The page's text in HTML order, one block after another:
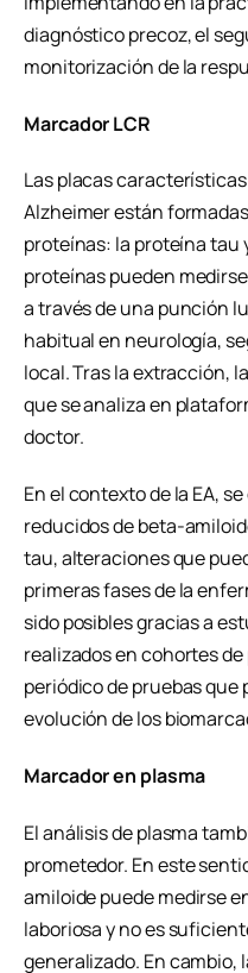
diagnóstico precoz, el
monitorización de la
Marcador LCR
Las placas
Alzheimer están
proteínas: la proteína tau
proteínas pueden
a través de una punción
habitual en neurología,
local. Tras la extracción,
que se analiza en
doctor.
En el contexto de la EA,
reducidos de beta-
tau, alteraciones que
primeras fases de la
sido posibles gracias a
realizados en cohortes
periódico de pruebas
evolución de los
Marcador en plasma
El análisis de plasma
prometedor. En este
amiloide puede medirse
laboriosa y no es
generalizado. En cambio,